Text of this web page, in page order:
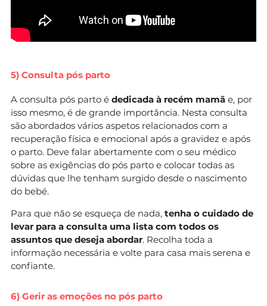
5) Consulta pós parto
A consulta pós parto é dedicada à recém mamã e, por
isso mesmo, é de grande importância. Nesta consulta
são abordados vários aspetos relacionados com a
recuperação física e emocional após a gravidez e após
o parto. Deve falar abertamente com o seu médico
sobre as exigências do pós parto e colocar todas as
dúvidas que lhe tenham surgido desde o nascimento
do bebé.
Para que não se esqueça de nada, tenha o cuidado de
levar para a consulta uma lista com todos os
assuntos que deseja abordar. Recolha toda a
informação necessária e volte para casa mais serena e
confiante.
6) Gerir as emoções no pós parto